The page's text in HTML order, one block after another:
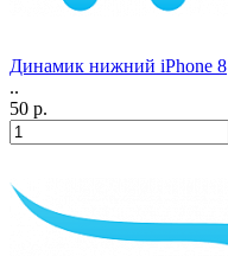
Динамик нижний iPhone 8
..
50 р.